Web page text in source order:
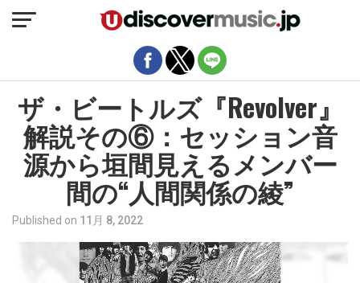
ザ・ビートルズ『Revolver』
解説その⑥：セッション音
源から垣間見えるメンバー
間の“人間関係の綾”
Published on 11月 8, 2022
モバイルバージョンを終了